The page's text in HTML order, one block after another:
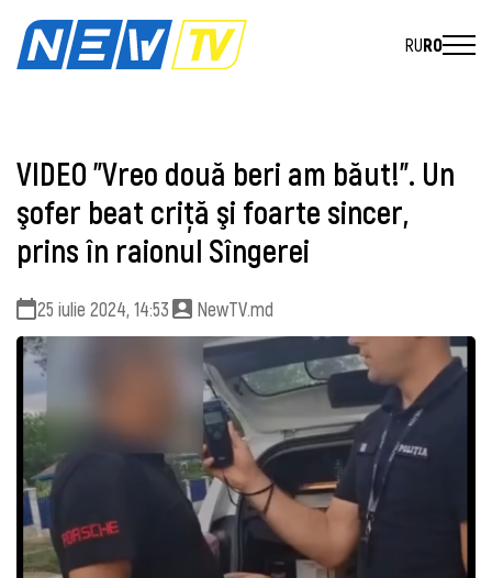
RURO
VIDEO "Vreo două beri am băut!". Un
şofer beat criţă şi foarte sincer,
prins în raionul Sîngerei
25 iulie 2024, 14:53 NewTV.md